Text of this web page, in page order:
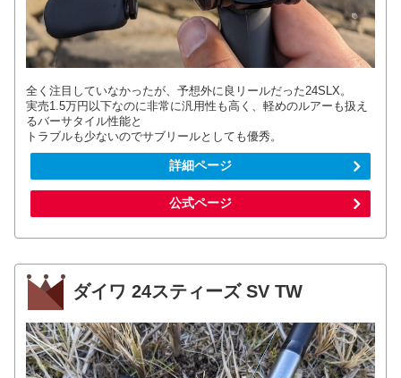
全く注目していなかったが、予想外に良リールだった24SLX。
実売1.5万円以下なのに非常に汎用性も高く、軽めのルアーも扱え
るバーサタイル性能と
トラブルも少ないのでサブリールとしても優秀。
詳細ページ
公式ページ
ダイワ 24スティーズ SV TW